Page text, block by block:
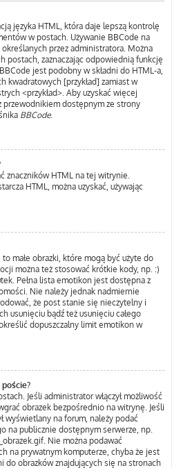
języka HTML, która daje lepszą kontrolę
w postach. Używanie BBCode na
przez administratora. Można
postach, zaznaczając odpowiednią funkcję
jest podobny w składni do HTML-a,
kwadratowych [przykład] zamiast w
<przykład>. Aby uzyskać więcej
przewodnikiem dostępnym ze strony
BBCode.
znaczników HTML na tej witrynie.
HTML, można uzyskać, używając
małe obrazki, które mogą być użyte do
można też stosować krótkie kody, np. :)
Pełna lista emotikon jest dostępna z
Nie należy jednak nadmiernie
że post stanie się nieczytelny i
usunięciu bądź też usunięciu całego
dopuszczalny limit emotikon w
Jeśli administrator włączył możliwość
obrazek bezpośrednio na witrynę. Jeśli
wyświetlany na forum, należy podać
na publicznie dostępnym serwerze, np.
Nie można podawać
na prywatnym komputerze, chyba że jest
obrazków znajdujących się na stronach